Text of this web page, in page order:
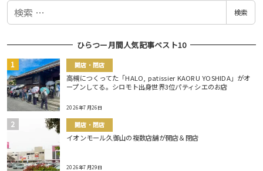
検
検索
ひらつー月間人気記事ベスト10
開店・閉店
高槻につくってた「HALO, patissier KAORU YOSHIDA」がオ
ープンしてる。シロモト出身世界3位パティシエのお店
2026年7月26日
開店・閉店
イオンモール久御山の複数店舗が開店＆閉店
2026年7月29日